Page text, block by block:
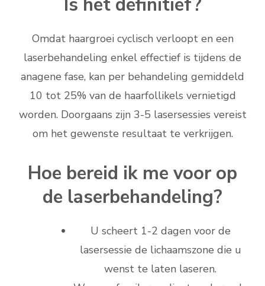
Omdat haargroei cyclisch verloopt en een
laserbehandeling enkel effectief is tijdens de
anagene fase, kan per behandeling gemiddeld
10 tot 25% van de haarfollikels vernietigd
worden. Doorgaans zijn 3-5 lasersessies vereist
om het gewenste resultaat te verkrijgen.
Hoe bereid ik me voor op
de laserbehandeling?
U scheert 1-2 dagen voor de
lasersessie de lichaamszone die u
wenst te laten laseren.